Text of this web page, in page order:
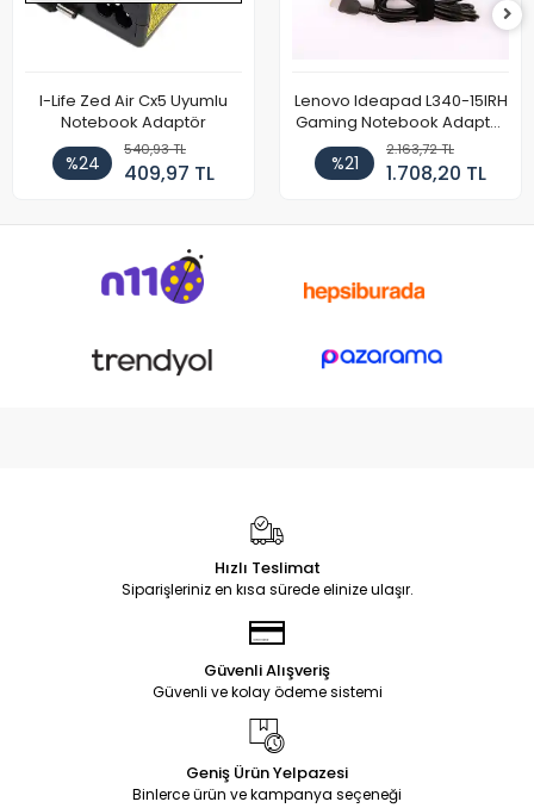
I-Life Zed Air Cx5 Uyumlu
Notebook Adaptör
%24
540,93 TL
409,97 TL
Lenovo Ideapad L340-15IRH
Gaming Notebook Adaptör
Cihazı Şarj Aleti (150W)
%21
2.163,72 TL
1.708,20 TL
Hızlı Teslimat
Siparişleriniz en kısa sürede elinize ulaşır.
Güvenli Alışveriş
Güvenli ve kolay ödeme sistemi
Geniş Ürün Yelpazesi
Binlerce ürün ve kampanya seçeneği